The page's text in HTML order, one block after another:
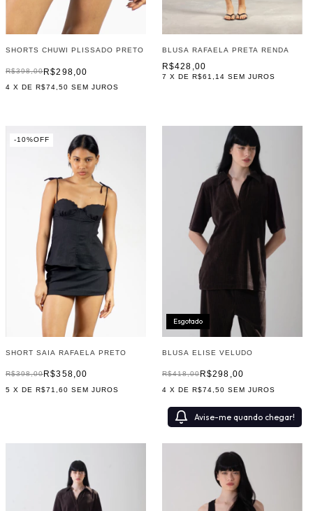
SHORTS CHUWI PLISSADO PRETO
R$298,00
R$398,00
4 X DER$74,50 SEM JUROS
BLUSA RAFAELA PRETA RENDA
R$428,00
7 X DE R$61,14 SEM JUROS
SHORT SAIA RAFAELA PRETO
R$358,00
-10%OFF
R$398,00
5 X DER$71,60 SEM JUROS
Esgotado
BLUSA ELISE VELUDO
R$298,00
R$418,00
4 X DE R$74,50 SEM JUROS
Avise-me quando chegar!